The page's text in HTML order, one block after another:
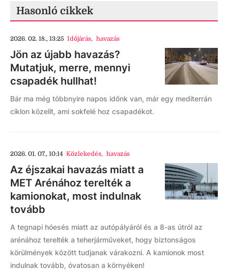
Hasonló cikkek
2026. 02. 18., 13:25 Időjárás, havazás
Jön az újabb havazás?
Mutatjuk, merre, mennyi
csapadék hullhat!
Bár ma még többnyire napos időnk van, már egy mediterrán
ciklon közelít, ami sokfelé hoz csapadékot.
2026. 01. 07., 10:14 Közlekedés, havazás
Az éjszakai havazás miatt a
MET Arénához terelték a
kamionokat, most indulnak
tovább
A tegnapi hóesés miatt az autópályáról és a 8-as útról az
arénához terelték a teherjárműveket, hogy biztonságos
körülmények között tudjanak várakozni. A kamionok most
indulnak tovább, óvatosan a környéken!